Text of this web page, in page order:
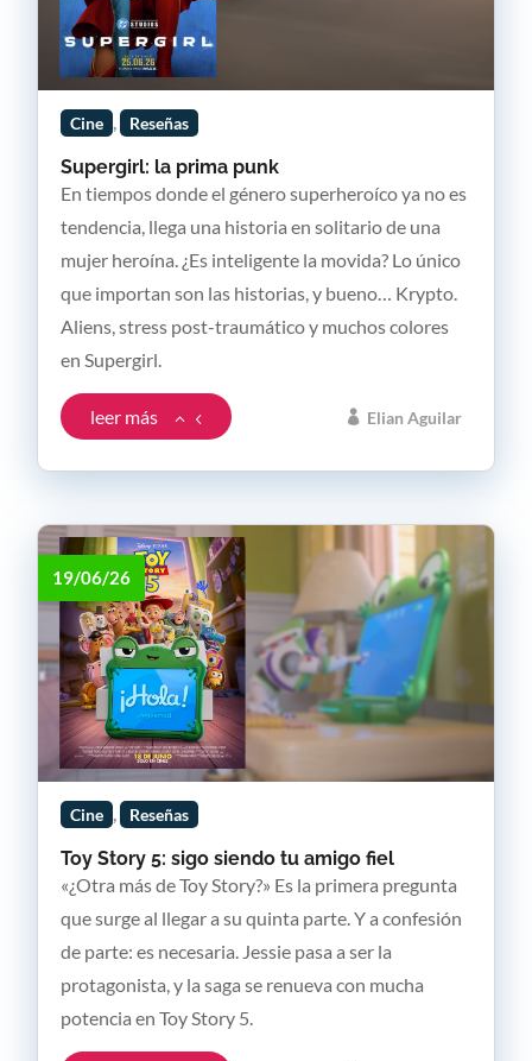
Supergirl: la prima punk
Elian Aguilar
Cine Reseñas
En tiempos donde el género superheroíco ya no es
tendencia, llega una historia en solitario de una
mujer heroína. ¿Es inteligente la movida? Lo único
que importan son las historias, y bueno… Krypto.
Aliens, stress post-traumático y muchos colores
en Supergirl.
leer más
Toy Story 5: sigo siendo tu amigo fiel
19/06/26
Cine Reseñas
«¿Otra más de Toy Story?» Es la primera pregunta
que surge al llegar a su quinta parte. Y a confesión
de parte: es necesaria. Jessie pasa a ser la
protagonista, y la saga se renueva con mucha
potencia en Toy Story 5.